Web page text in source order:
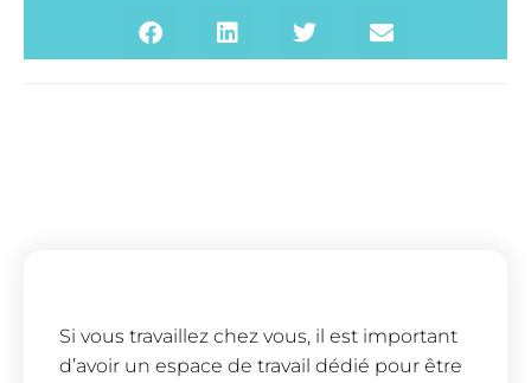
Si vous travaillez chez vous, il est important
d’avoir un espace de travail dédié pour être